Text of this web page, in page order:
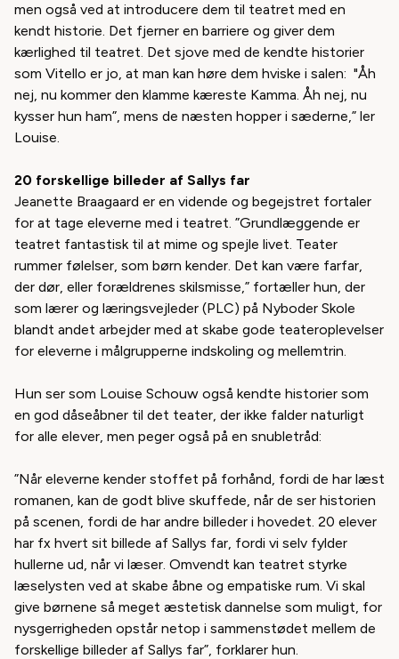
men også ved at introducere dem til teatret med en
kendt historie. Det fjerner en barriere og giver dem
kærlighed til teatret. Det sjove med de kendte historier
som Vitello er jo, at man kan høre dem hviske i salen: "Åh
nej, nu kommer den klamme kæreste Kamma. Åh nej, nu
kysser hun ham”, mens de næsten hopper i sæderne,” ler
Louise.
20 forskellige billeder af Sallys far
Jeanette Braagaard er en vidende og begejstret fortaler
for at tage eleverne med i teatret. ”Grundlæggende er
teatret fantastisk til at mime og spejle livet. Teater
rummer følelser, som børn kender. Det kan være farfar,
der dør, eller forældrenes skilsmisse,” fortæller hun, der
som lærer og læringsvejleder (PLC) på Nyboder Skole
blandt andet arbejder med at skabe gode teateroplevelser
for eleverne i målgrupperne indskoling og mellemtrin.
Hun ser som Louise Schouw også kendte historier som
en god dåseåbner til det teater, der ikke falder naturligt
for alle elever, men peger også på en snubletråd:
”Når eleverne kender stoffet på forhånd, fordi de har læst
romanen, kan de godt blive skuffede, når de ser historien
på scenen, fordi de har andre billeder i hovedet. 20 elever
har fx hvert sit billede af Sallys far, fordi vi selv fylder
hullerne ud, når vi læser. Omvendt kan teatret styrke
læselysten ved at skabe åbne og empatiske rum. Vi skal
give børnene så meget æstetisk dannelse som muligt, for
nysgerrigheden opstår netop i sammenstødet mellem de
forskellige billeder af Sallys far”, forklarer hun.